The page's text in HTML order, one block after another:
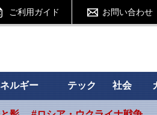
ご利用ガイド お問い合わせ
ルギー テック 社会